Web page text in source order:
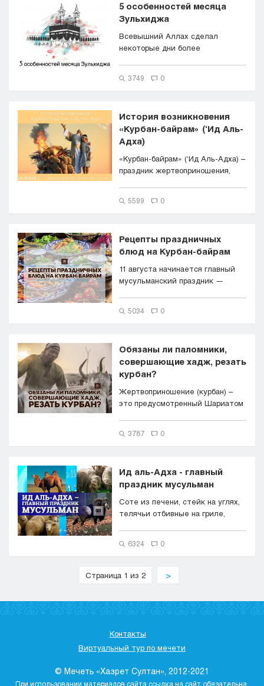
5 особенностей месяца
Зульхиджа
Всевышний Аллах сделал
некоторые дни более
3749 0
История возникновения
«Курбан-байрам» (‘Ид Аль-
Адха)
«Курбан-байрам» (‘Ид Аль-Адха) –
праздник жертвоприношения,
5599 0
Рецепты праздничных
блюд на Курбан-байрам
11 августа начинается главный
мусульманский праздник —
5034 0
Обязаны ли паломники,
совершающие хадж, резать
курбан?
Жертвоприношение (курбан) –
это предусмотренный Шариатом
3787 0
Ид аль-Адха - главный
праздник мусульман
Соте из печени, стейк на углях,
телячьи отбивные на гриле,
6324 0
Страница 1 из 2 >
Контакты
Виртуальный тур по мечети
© Мечеть «Хазрет Султан», 2012-2021
При использовании материалов сайта ссылка на сайт обязательна.